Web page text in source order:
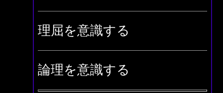
理屈を意識する
論理を意識する